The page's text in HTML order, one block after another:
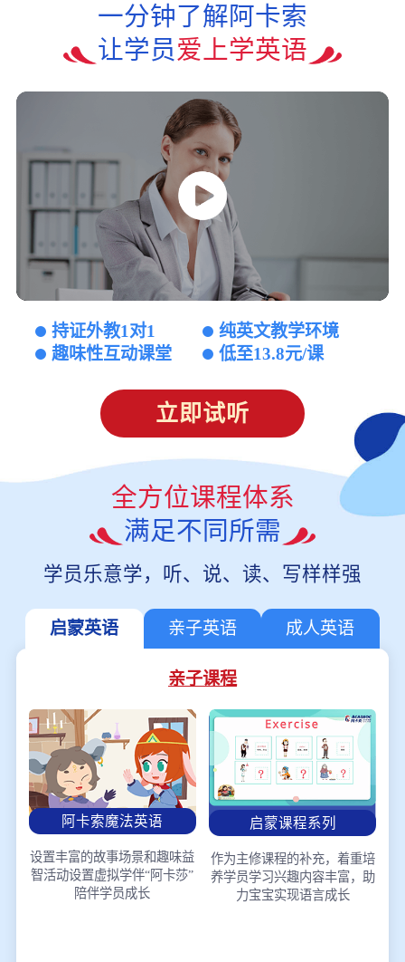
一分钟了解阿卡索
让学员爱上学英语
持证外教1对1
纯英文教学环境
趣味性互动课堂
低至13.8元/课
立即试听
全方位课程体系
满足不同所需
学员乐意学，听、说、读、写样样强
启蒙英语 亲子英语 成人英语
亲子课程
阿卡索魔法英语
设置丰富的故事场景和趣味益
智活动设置虚拟学伴“阿卡莎”
陪伴学员成长
启蒙课程系列
作为主修课程的补充，着重培
养学员学习兴趣内容丰富，助
力宝宝实现语言成长